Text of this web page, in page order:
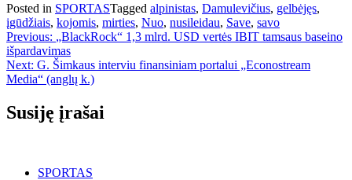
Posted in SPORTASTagged alpinistas, Damulevičius, gelbėjęs,
įgūdžiais, kojomis, mirties, Nuo, nusileidau, Save, savo
Navigacija
tarp
įrašų
Previous: „BlackRock“ 1,3 mlrd. USD vertės IBIT tamsaus baseino
išpardavimas
Next: G. Šimkaus interviu finansiniam portalui „Econostream
Media“ (anglų k.)
Susiję įrašai
SPORTAS